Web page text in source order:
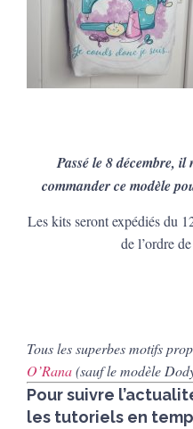
Passé le 8 décembre, il
commander ce modèle
Les kits seront expédiés du
de l’ordre
Tous les superbes motifs
O’Rana(sauf le modèle
Pour suivre
les tutoriels en